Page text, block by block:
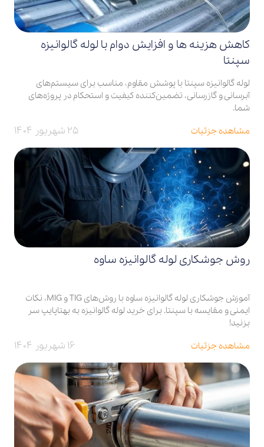
کاهش هزینه ها و افزایش دوام با لوله گالوانیزه
سپنتا
لوله گالوانیزه سپنتا با پوشش مقاوم، مناسب برای سیستم‌های
آبرسانی و گازرسانی، تضمین‌کننده کیفیت و استحکام در پروژه‌های
شما.
مشاهده جزئیات
۲۵ شهریور ۱۴۰۴
روش جوشکاری لوله گالوانیزه ساوه
آموزش جوشکاری لوله گالوانیزه ساوه با روش‌های TIG و MIG، نکات
ایمنی و مقایسه با سپنتا. برای خرید لوله گالوانیزه به بهتاپایپ سر
بزنید!
مشاهده جزئیات
۱۶ شهریور ۱۴۰۴